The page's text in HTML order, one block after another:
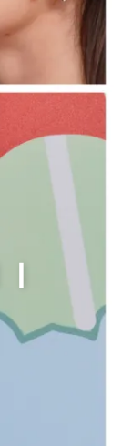
الخطوة 3